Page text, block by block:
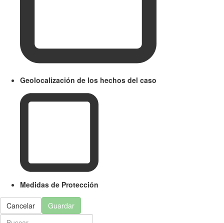
Geolocalización de los hechos del caso
Medidas de Protección
Cancelar Guardar